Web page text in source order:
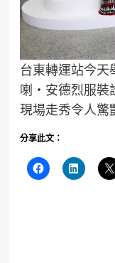
台東轉運站今
喇‧安德烈服裝
現場走秀令人驚
分享此文：